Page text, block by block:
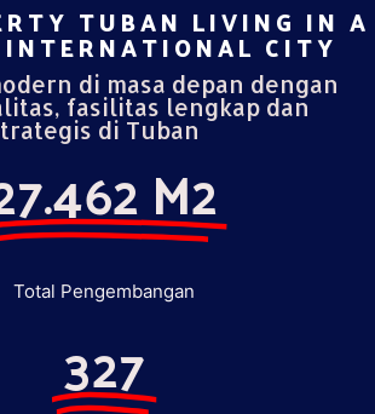
TUBAN LIVING IN A
INTERNATIONAL CITY​
di masa depan dengan
fasilitas lengkap dan
di Tuban
M2
Total Pengembangan
327